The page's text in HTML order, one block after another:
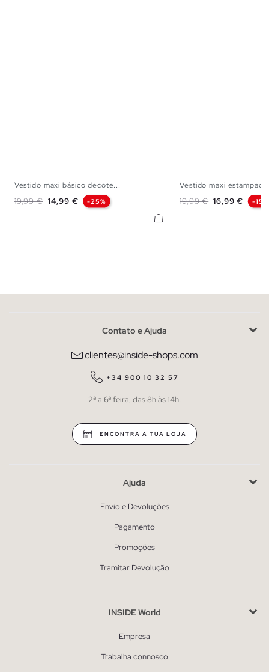
Vestido maxi básico decote...
Preço normal
19,99 € Preço
14,99 € -25%
Vestido maxi estampado
Preço normal
19,99 € Preço
16,99 € -15%
Contato e Ajuda
clientes@inside-shops.com
+34 900 10 32 57
2ª a 6ª feira, das 8h às 14h.
ENCONTRA A TUA LOJA
Ajuda
Envio e Devoluções
Pagamento
Promoções
Tramitar Devolução
INSIDE World
Empresa
Trabalha connosco